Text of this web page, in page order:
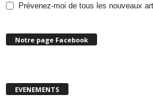
Prévenez-moi de tous les nouveaux
Notre page Facebook
EVENEMENTS